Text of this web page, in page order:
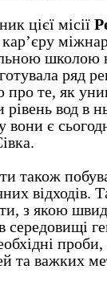
цієї місії
школою
ряд
про те, як
рівень вод в
вони є
також
відходів.
з якою
середовищі
та важких